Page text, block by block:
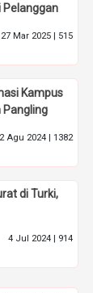
Pelanggan
27 Mar 2025 | 515
Kampus
Pangling
Agu 2024 | 1382
di Turki,
4 Jul 2024 | 914